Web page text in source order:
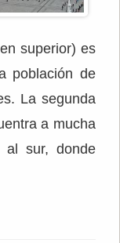
superior) es
población de
La segunda
a mucha
al sur, donde